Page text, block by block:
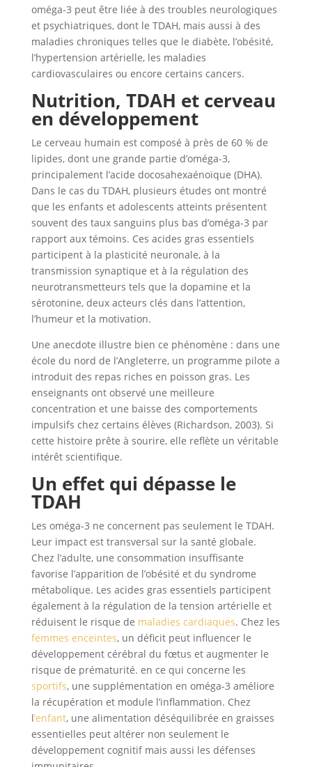
oméga-3 peut être liée à des troubles neurologiques
et psychiatriques, dont le TDAH, mais aussi à des
maladies chroniques telles que le diabète, l’obésité,
l’hypertension artérielle, les maladies
cardiovasculaires ou encore certains cancers.
Nutrition, TDAH et cerveau
en développement
Le cerveau humain est composé à près de 60 % de
lipides, dont une grande partie d’oméga-3,
principalement l’acide docosahexaénoïque (DHA).
Dans le cas du TDAH, plusieurs études ont montré
que les enfants et adolescents atteints présentent
souvent des taux sanguins plus bas d’oméga-3 par
rapport aux témoins. Ces acides gras essentiels
participent à la plasticité neuronale, à la
transmission synaptique et à la régulation des
neurotransmetteurs tels que la dopamine et la
sérotonine, deux acteurs clés dans l’attention,
l’humeur et la motivation.
Une anecdote illustre bien ce phénomène : dans une
école du nord de l’Angleterre, un programme pilote a
introduit des repas riches en poisson gras. Les
enseignants ont observé une meilleure
concentration et une baisse des comportements
impulsifs chez certains élèves (Richardson, 2003). Si
cette histoire prête à sourire, elle reflète un véritable
intérêt scientifique.
Un effet qui dépasse le
TDAH
Les oméga-3 ne concernent pas seulement le TDAH.
Leur impact est transversal sur la santé globale.
Chez l’adulte, une consommation insuffisante
favorise l’apparition de l’obésité et du syndrome
métabolique. Les acides gras essentiels participent
également à la régulation de la tension artérielle et
réduisent le risque de maladies cardiaques. Chez les
femmes enceintes, un déficit peut influencer le
développement cérébral du fœtus et augmenter le
risque de prématurité. en ce qui concerne les
sportifs, une supplémentation en oméga-3 améliore
la récupération et module l’inflammation. Chez
l’enfant, une alimentation déséquilibrée en graisses
essentielles peut altérer non seulement le
développement cognitif mais aussi les défenses